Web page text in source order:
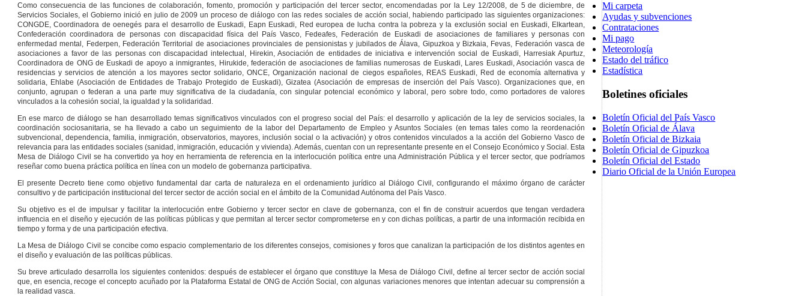
Como consecuencia de las funciones de colaboración, fomento, promoción y participación del tercer sector, encomendadas por la Ley 12/2008, de 5 de diciembre, de
Servicios Sociales, el Gobierno inició en julio de 2009 un proceso de diálogo con las redes sociales de acción social, habiendo participado las siguientes organizaciones:
CONGDE, Coordinadora de oenegés para el desarrollo de Euskadi, Eapn Euskadi, Red europea de lucha contra la pobreza y la exclusión social en Euskadi, Elkartean,
Confederación coordinadora de personas con discapacidad física del País Vasco, Fedeafes, Federación de Euskadi de asociaciones de familiares y personas con
enfermedad mental, Federpen, Federación Territorial de asociaciones provinciales de pensionistas y jubilados de Álava, Gipuzkoa y Bizkaia, Fevas, Federación vasca de
asociaciones a favor de las personas con discapacidad intelectual, Hirekin, Asociación de entidades de iniciativa e intervención social de Euskadi, Harresiak Apurtuz,
Coordinadora de ONG de Euskadi de apoyo a inmigrantes, Hirukide, federación de asociaciones de familias numerosas de Euskadi, Lares Euskadi, Asociación vasca de
residencias y servicios de atención a los mayores sector solidario, ONCE, Organización nacional de ciegos españoles, REAS Euskadi, Red de economía alternativa y
solidaria, Ehlabe (Asociación de Entidades de Trabajo Protegido de Euskadi), Gizatea (Asociación de empresas de inserción del País Vasco). Organizaciones que, en
conjunto, agrupan o federan a una parte muy significativa de la ciudadanía, con singular potencial económico y laboral, pero sobre todo, como portadores de valores
vinculados a la cohesión social, la igualdad y la solidaridad.
En ese marco de diálogo se han desarrollado temas significativos vinculados con el progreso social del País: el desarrollo y aplicación de la ley de servicios sociales, la
coordinación sociosanitaria, se ha llevado a cabo un seguimiento de la labor del Departamento de Empleo y Asuntos Sociales (en temas tales como la reordenación
subvencional, dependencia, familia, inmigración, observatorios, mayores, inclusión social o la activación) y otros contenidos vinculados a la acción del Gobierno Vasco de
relevancia para las entidades sociales (sanidad, inmigración, educación y vivienda). Además, cuentan con un representante presente en el Consejo Económico y Social. Esta
Mesa de Diálogo Civil se ha convertido ya hoy en herramienta de referencia en la interlocución política entre una Administración Pública y el tercer sector, que podríamos
reseñar como buena práctica política en línea con un modelo de gobernanza participativa.
El presente Decreto tiene como objetivo fundamental dar carta de naturaleza en el ordenamiento jurídico al Diálogo Civil, configurando el máximo órgano de carácter
consultivo y de participación institucional del tercer sector de acción social en el ámbito de la Comunidad Autónoma del País Vasco.
Su objetivo es el de impulsar y facilitar la interlocución entre Gobierno y tercer sector en clave de gobernanza, con el fin de construir acuerdos que tengan verdadera
influencia en el diseño y ejecución de las políticas públicas y que permitan al tercer sector comprometerse en y con dichas políticas, a partir de una información recibida en
tiempo y forma y de una participación efectiva.
La Mesa de Diálogo Civil se concibe como espacio complementario de los diferentes consejos, comisiones y foros que canalizan la participación de los distintos agentes en
el diseño y evaluación de las políticas públicas.
Su breve articulado desarrolla los siguientes contenidos: después de establecer el órgano que constituye la Mesa de Diálogo Civil, define al tercer sector de acción social
que, en esencia, recoge el concepto acuñado por la Plataforma Estatal de ONG de Acción Social, con algunas variaciones menores que intentan adecuar su comprensión a
la realidad vasca.
Mi carpeta
Ayudas y subvenciones
Contrataciones
Mi pago
Meteorología
Estado del tráfico
Estadística
Boletines oficiales
Boletín Oficial del País Vasco
Boletín Oficial de Álava
Boletín Oficial de Bizkaia
Boletín Oficial de Gipuzkoa
Boletín Oficial del Estado
Diario Oficial de la Unión Europea